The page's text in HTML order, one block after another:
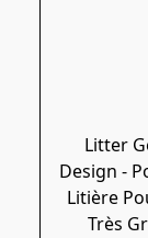
Litter
Design -
Litière
Très